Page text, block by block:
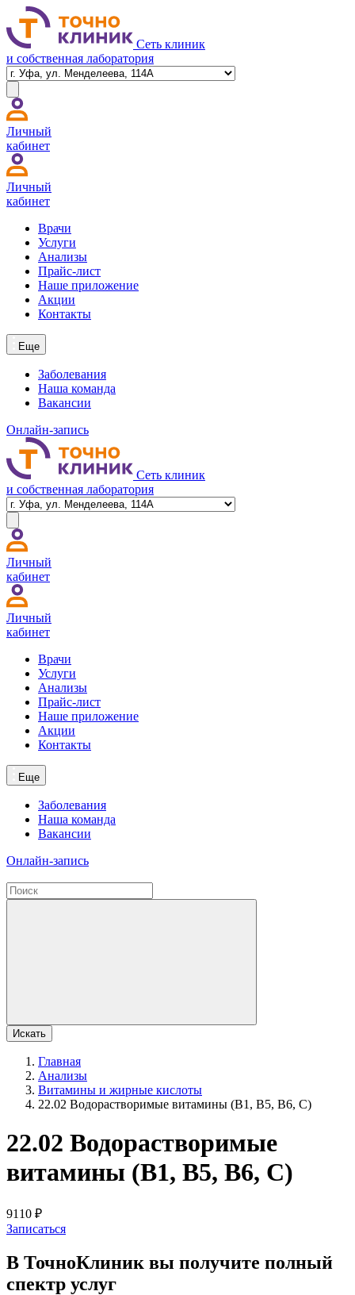
Сеть клиник
и собственная лаборатория
Личный
кабинет
Личный
кабинет
Врачи
Услуги
Анализы
Прайс-лист
Наше приложение
Акции
Контакты
Еще
Заболевания
Наша команда
Вакансии
Онлайн-запись
Сеть клиник
и собственная лаборатория
Личный
кабинет
Личный
кабинет
Врачи
Услуги
Анализы
Прайс-лист
Наше приложение
Акции
Контакты
Еще
Заболевания
Наша команда
Вакансии
Онлайн-запись
Искать
Главная
Анализы
Витамины и жирные кислоты
22.02 Водорастворимые витамины (B1, B5, B6, С)
22.02 Водорастворимые
витамины (B1, B5, B6, С)
9110 ₽
Записаться
В ТочноКлиник вы получите полный
спектр услуг